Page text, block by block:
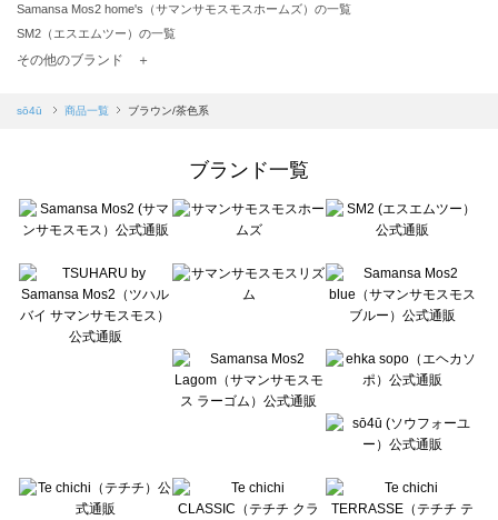
Samansa Mos2 home's（サマンサモスモスホームズ）の一覧
SM2（エスエムツー）の一覧
TSUHARU by Samansa Mos2（ツハルバイサマンサモスモス）の一覧
Samansa Mos2 blue（サマンサモスモス ブルー）の一覧
Te chichi（テチチ）の一覧
Te chichi CLASSIC（テチチ クラシック）の一覧
Lugnoncure（ルノンキュール）の一覧
BETTY'S BLUE（べティーズブルー）の一覧
Wpc.（ワールドパーティー）の一覧
その他のブランド ＋
sō4ū 商品一覧 ブラウン/茶色系
ブランド一覧